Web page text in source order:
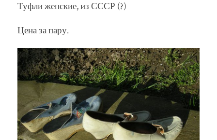
Туфли женские, из СССР (?)
Цена за пару.